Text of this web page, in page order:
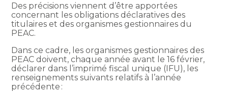
Des précisions viennent d’être apportées
concernant les obligations déclaratives des
titulaires et des organismes gestionnaires du
PEAC.
Dans ce cadre, les organismes gestionnaires des
PEAC doivent, chaque année avant le 16 février,
déclarer dans l’imprimé fiscal unique (IFU), les
renseignements suivants relatifs à l’année
précédente :